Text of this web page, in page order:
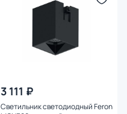
3 111 ₽
Светильник светодиодный Feron